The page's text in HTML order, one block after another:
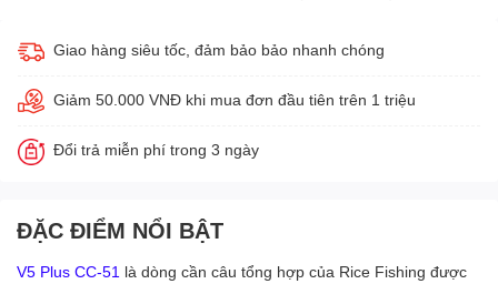
Giao hàng siêu tốc, đảm bảo bảo nhanh chóng
Giảm 50.000 VNĐ khi mua đơn đầu tiên trên 1 triệu
Đổi trả miễn phí trong 3 ngày
ĐẶC ĐIỂM NỔI BẬT
V5 Plus CC-51 là dòng cần câu tổng hợp của Rice Fishing được